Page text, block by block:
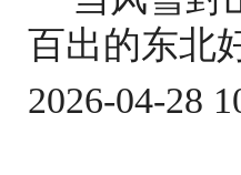
百出的东北
2026-04-28